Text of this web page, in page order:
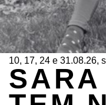
10, 17, 24 e 31.08.26,